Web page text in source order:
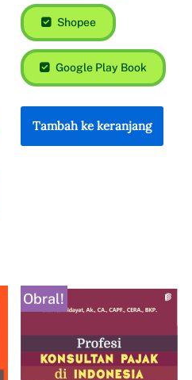
Shopee
Google Play Book
Tambah ke keranjang
Obral!